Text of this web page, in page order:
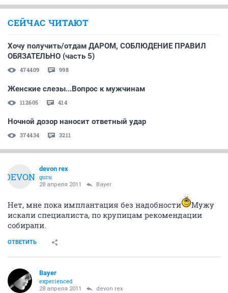
СЕЙЧАС ЧИТАЮТ
Хочу получить/отдам ДАРОМ, СОБЛЮДЕНИЕ ПРАВИЛ
ОБЯЗАТЕЛЬНО (часть 5)
474409 998
Женские слезы...Вопрос к мужчинам
112605 414
Ночной дозор наносит ответный удар
374434 3211
DEVON
devon rex
guru
28 апреля 2011 Bayer
Нет, мне пока имплантация без надобности
Мужу
искали специалиста, по крупицам рекомендации
собирали.
ОТВЕТИТЬ
Bayer
experienced
28 апреля 2011 devon rex